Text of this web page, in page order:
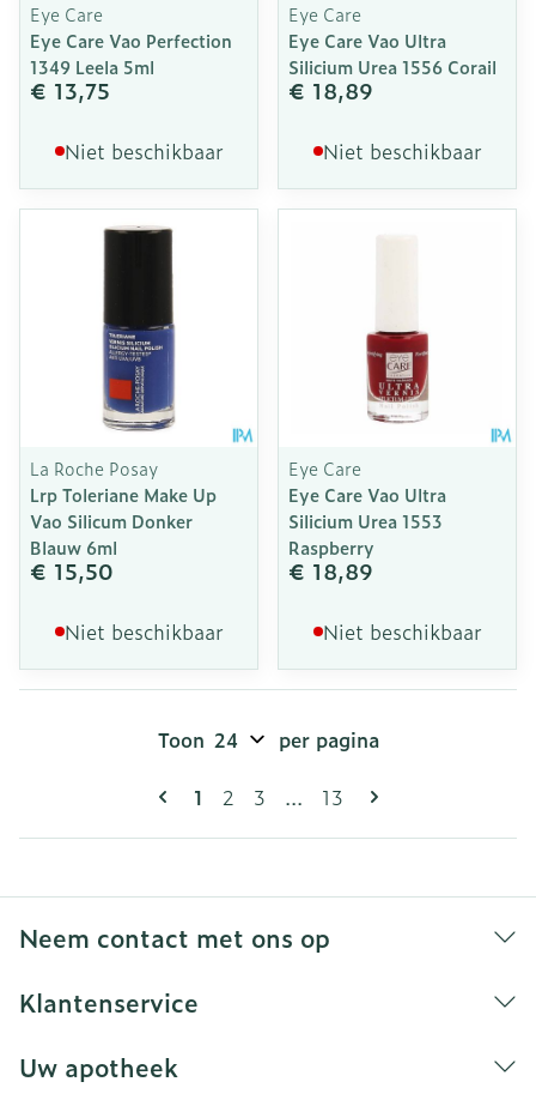
Eye Care
Eye Care Vao Perfection
1349 Leela 5ml
€ 13,75
Niet beschikbaar
Eye Care
Eye Care Vao Ultra
Silicium Urea 1556 Corail
€ 18,89
Niet beschikbaar
La Roche Posay
Lrp Toleriane Make Up
Vao Silicum Donker
Blauw 6ml
€ 15,50
Niet beschikbaar
Eye Care
Eye Care Vao Ultra
Silicium Urea 1553
Raspberry
€ 18,89
Niet beschikbaar
Pagina's
U lees momenteel pagina
1 Pagina
2 Pagina
3 ... Pagina
13
Toon per pagina
Neem contact met ons op
Klantenservice
Uw apotheek